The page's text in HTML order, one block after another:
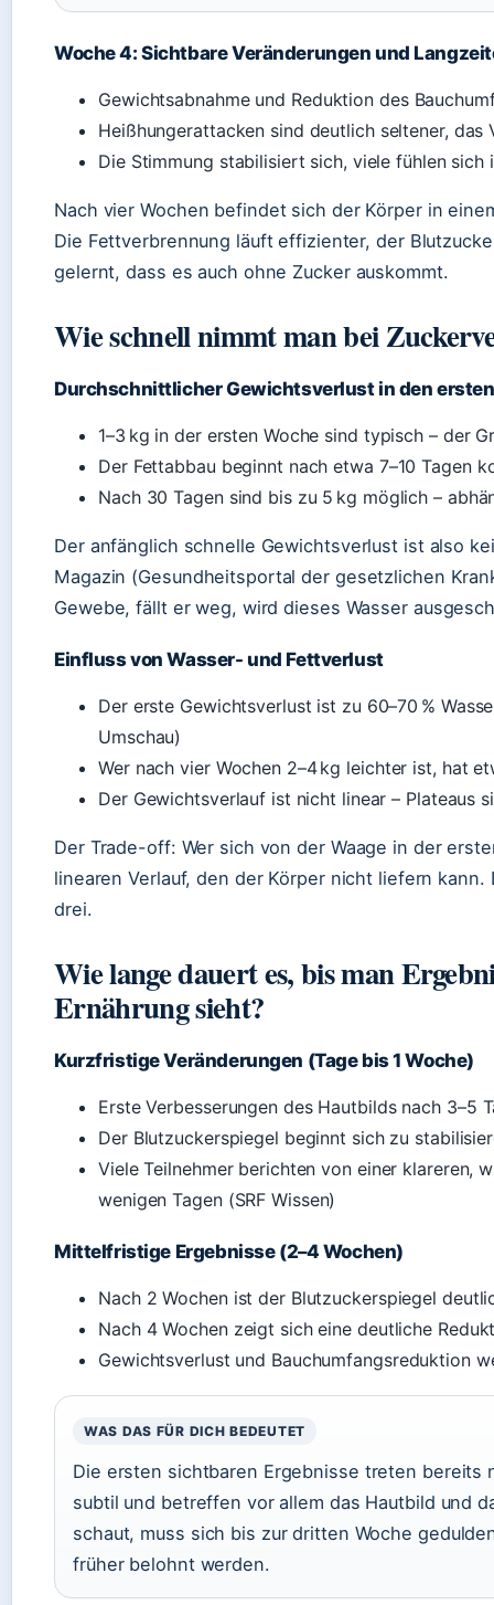
Woche 4: Sichtbare Veränderungen und
Gewichtsabnahme und Reduktion des
Heißhungerattacken sind deutlich seltener, das
Die Stimmung stabilisiert sich, viele fühlen sich
Nach vier Wochen befindet sich der Körper in
Die Fettverbrennung läuft effizienter, der
gelernt, dass es auch ohne Zucker auskommt.
Wie schnell nimmt man bei
Durchschnittlicher Gewichtsverlust in den
1–3 kg in der ersten Woche sind typisch – der
Der Fettabbau beginnt nach etwa 7–10 Tagen
Nach 30 Tagen sind bis zu 5 kg möglich –
Der anfänglich schnelle Gewichtsverlust ist also
Magazin (Gesundheitsportal der gesetzlichen
Gewebe, fällt er weg, wird dieses Wasser
Einfluss von Wasser- und Fettverlust
Der erste Gewichtsverlust ist zu 60–70 %
Umschau)
Wer nach vier Wochen 2–4 kg leichter ist, hat
Der Gewichtsverlauf ist nicht linear – Plateaus
Der Trade-off: Wer sich von der Waage in der
linearen Verlauf, den der Körper nicht liefern
drei.
Wie lange dauert es, bis man
Ernährung sieht?
Kurzfristige Veränderungen (Tage bis 1 Woche)
Erste Verbesserungen des Hautbilds nach 3–5
Der Blutzuckerspiegel beginnt sich zu
Viele Teilnehmer berichten von einer klareren,
wenigen Tagen (SRF Wissen)
Mittelfristige Ergebnisse (2–4 Wochen)
Nach 2 Wochen ist der Blutzuckerspiegel
Nach 4 Wochen zeigt sich eine deutliche
Gewichtsverlust und Bauchumfangsreduktion
WAS DAS FÜR DICH BEDEUTET
Die ersten sichtbaren Ergebnisse treten bereits
subtil und betreffen vor allem das Hautbild und
schaut, muss sich bis zur dritten Woche
früher belohnt werden.